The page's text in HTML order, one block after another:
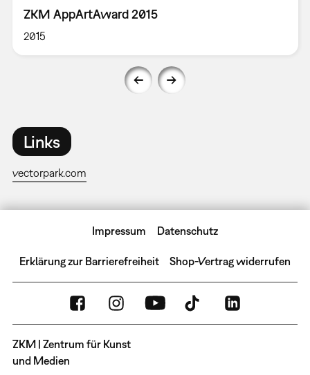
ZKM AppArtAward 2015
2015
Links
vectorpark.com
Impressum Datenschutz
Erklärung zur Barrierefreiheit Shop-Vertrag widerrufen
ZKM | Zentrum für Kunst
und Medien